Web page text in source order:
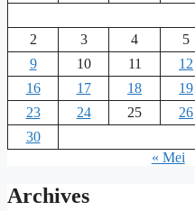
2
3 4 5
9
10 11 12
16
17 18 19
23
24 25 26
30
« Mei
Archives